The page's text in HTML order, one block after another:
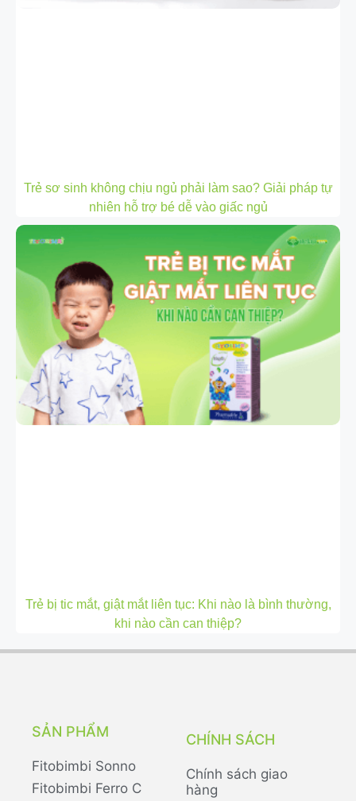
Trẻ sơ sinh không chịu ngủ phải làm sao? Giải pháp tự
nhiên hỗ trợ bé dễ vào giấc ngủ
Trẻ bị tic mắt, giật mắt liên tục: Khi nào là bình thường,
khi nào cần can thiệp?
SẢN PHẨM
Fitobimbi Sonno
Fitobimbi Ferro C
CHÍNH SÁCH
Chính sách giao
hàng